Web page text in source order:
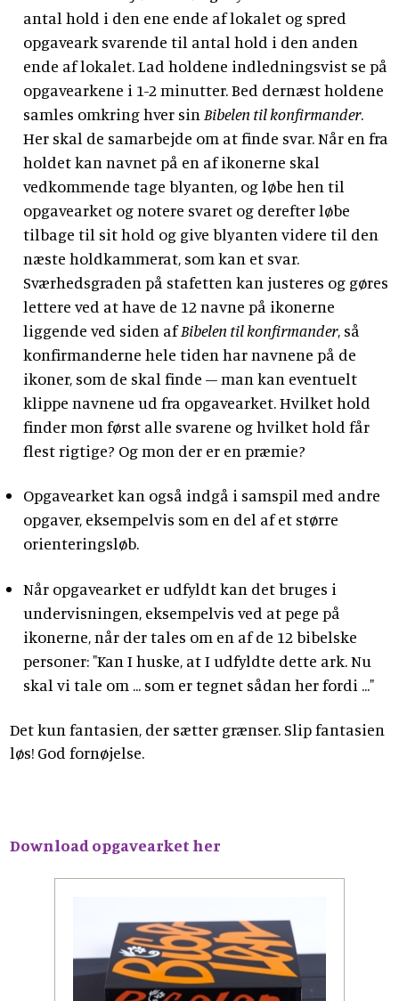
antal hold i den ene ende af lokalet og spred
opgaveark svarende til antal hold i den anden
ende af lokalet. Lad holdene indledningsvist se på
opgavearkene i 1-2 minutter. Bed dernæst holdene
samles omkring hver sin Bibelen til konfirmander.
Her skal de samarbejde om at finde svar. Når en fra
holdet kan navnet på en af ikonerne skal
vedkommende tage blyanten, og løbe hen til
opgavearket og notere svaret og derefter løbe
tilbage til sit hold og give blyanten videre til den
næste holdkammerat, som kan et svar.
Sværhedsgraden på stafetten kan justeres og gøres
lettere ved at have de 12 navne på ikonerne
liggende ved siden afBibelen til konfirmander, så
konfirmanderne hele tiden har navnene på de
ikoner, som de skal finde – man kan eventuelt
klippe navnene ud fra opgavearket. Hvilket hold
finder mon først alle svarene og hvilket hold får
flest rigtige? Og mon der er en præmie?
Opgavearket kan også indgå i samspil med andre
opgaver, eksempelvis som en del af et større
orienteringsløb.
Når opgavearket er udfyldt kan det bruges i
undervisningen, eksempelvis ved at pege på
ikonerne, når der tales om en af de 12 bibelske
personer: "Kan I huske, at I udfyldte dette ark. Nu
skal vi tale om ... som er tegnet sådan her fordi ..."
Det kun fantasien, der sætter grænser. Slip fantasien
løs! God fornøjelse.
Download opgavearket her